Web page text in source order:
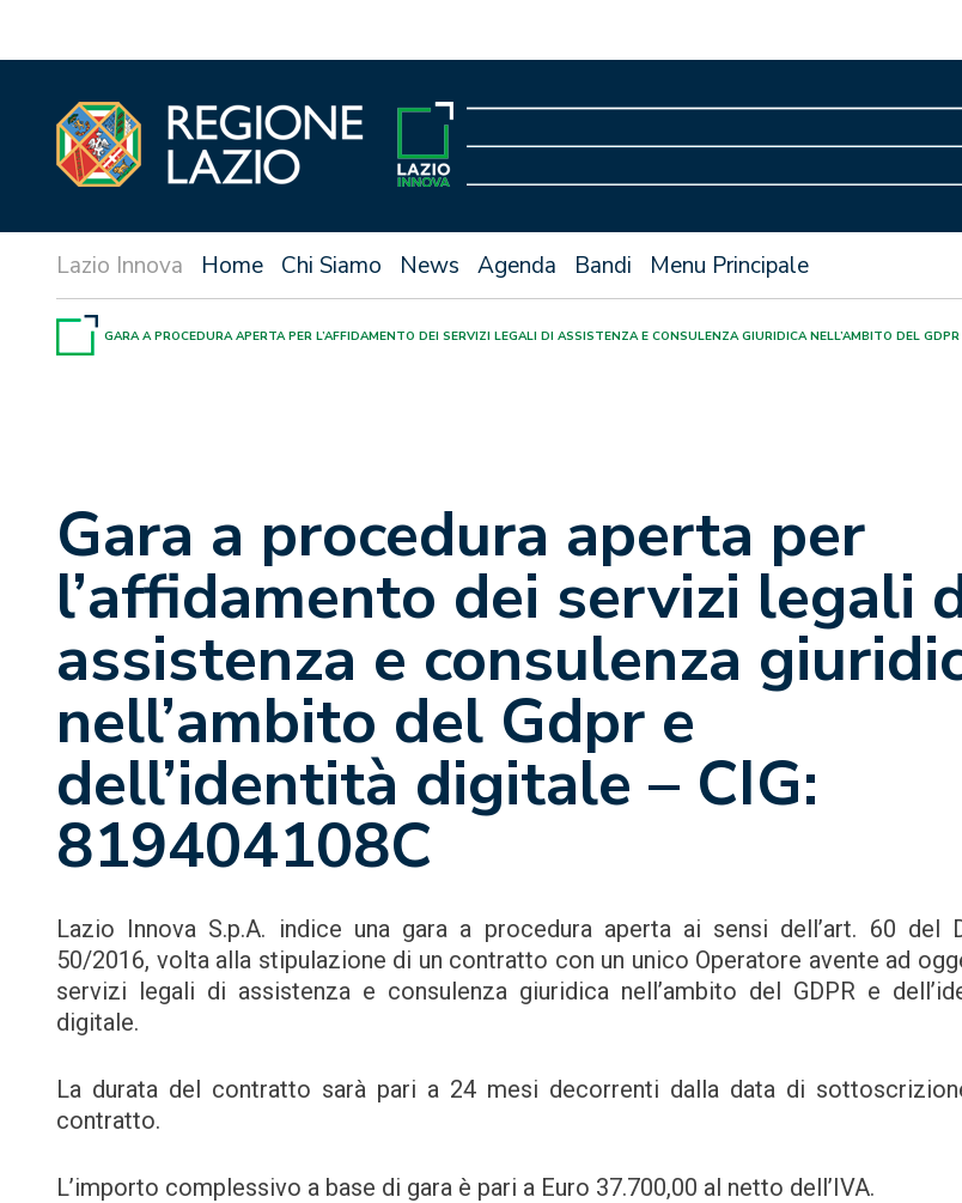
Home Chi Siamo News Agenda Bandi Menu Principale
GARA A PROCEDURA APERTA PER L’AFFIDAMENTO DEI SERVIZI LEGALI DI ASSISTENZA E CONSULENZA GIURIDICA NELL’AMBITO DEL
Gara a procedura aperta per
l’affidamento dei servizi legali
assistenza e consulenza
nell’ambito del Gdpr e
dell’identità digitale – CIG:
819404108C
Lazio Innova S.p.A. indice una gara a procedura aperta ai sensi dell’art. 60 del
50/2016, volta alla stipulazione di un contratto con un unico Operatore avente ad
servizi legali di assistenza e consulenza giuridica nell’ambito del GDPR e
digitale.
La durata del contratto sarà pari a 24 mesi decorrenti dalla data di
contratto.
L’importo complessivo a base di gara è pari a Euro 37.700,00 al netto dell’IVA.